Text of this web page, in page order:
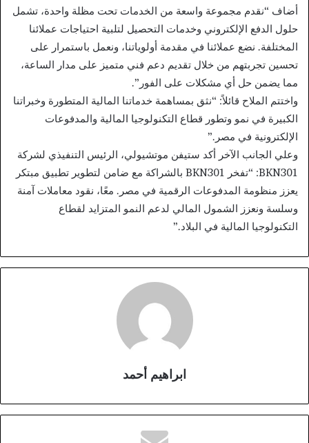
أضاف “نقدم مجموعة واسعة من الخدمات تحت مظلة واحدة، تشمل
حلول الدفع الإلكتروني وخدمات التحصيل لتلبية احتياجات عملائنا
المختلفة. نضع عملائنا في مقدمة أولوياتنا، ونعمل باستمرار على
تحسين تجربتهم من خلال تقديم دعم فني متميز على مدار الساعة،
مما يضمن حل أي مشكلات على الفور”.
واختتم الملاح قائلاً: “نثق بمساهمة خدماتنا المالية المتطورة وخبراتنا
الكبيرة في نمو وتطور قطاع التكنولوجيا المالية والمدفوعات
الإلكترونية في مصر.”
وعلي الجانب الآخر أكد ستيفن موتشيولي، الرئيس التنفيذي لشركة
BKN301: “تفخر BKN301 بالشراكة مع ضامن لتطوير تطبيق مبتكر
يعزز منظومة المدفوعات الرقمية في مصر. معًا، نقود معاملات آمنة
وسلسة ونعزز الشمول المالي لدعم النمو المتزايد لقطاع
التكنولوجيا المالية في البلاد.”
ابراهيم أحمد